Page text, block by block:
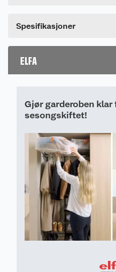
Dette produktet har ikke
en omtale.
Spesifikasjoner
ELFA
Gjør garderoben klar
sesongskiftet!